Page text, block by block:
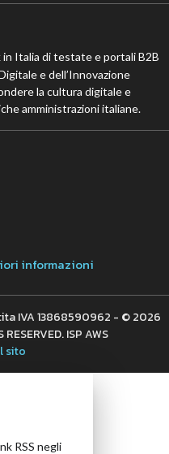
Italia di testate e portali B2B
e dell’Innovazione
la cultura digitale e
amministrazioni italiane.
informazioni
IVA 13868590962 - © 2026
ISP AWS
sito
RSS negli